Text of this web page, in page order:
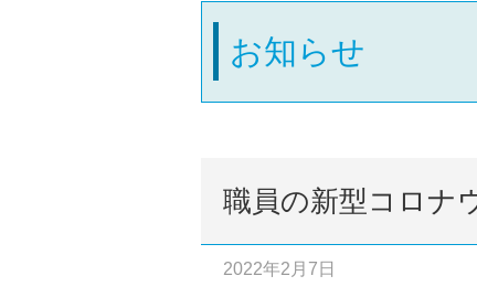
お知らせ
職員の新型コロナ
2022年2月7日